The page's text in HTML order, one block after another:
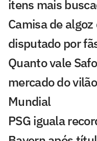
itens mais
Camisa de
disputado por
Quanto vale
mercado do
Mundial
PSG iguala